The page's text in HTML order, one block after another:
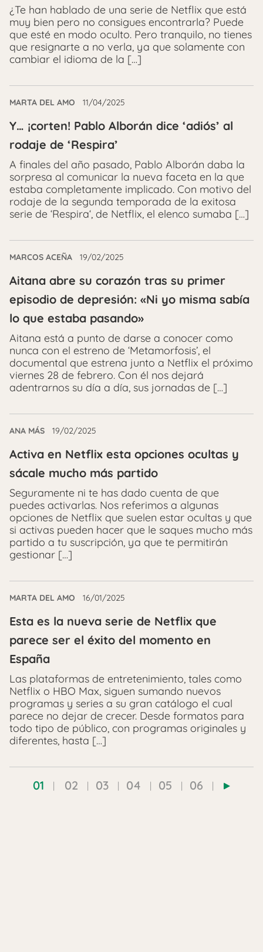
¿Te han hablado de una serie de Netflix que está
muy bien pero no consigues encontrarla? Puede
que esté en modo oculto. Pero tranquilo, no tienes
que resignarte a no verla, ya que solamente con
cambiar el idioma de la […]
MARTA DEL AMO 11/04/2025
Y… ¡corten! Pablo Alborán dice ‘adiós’ al
rodaje de ‘Respira’
A finales del año pasado, Pablo Alborán daba la
sorpresa al comunicar la nueva faceta en la que
estaba completamente implicado. Con motivo del
rodaje de la segunda temporada de la exitosa
serie de ‘Respira‘, de Netflix, el elenco sumaba […]
MARCOS ACEÑA 19/02/2025
Aitana abre su corazón tras su primer
episodio de depresión: «Ni yo misma sabía
lo que estaba pasando»
Aitana está a punto de darse a conocer como
nunca con el estreno de ‘Metamorfosis’, el
documental que estrena junto a Netflix el próximo
viernes 28 de febrero. Con él nos dejará
adentrarnos su día a día, sus jornadas de […]
ANA MÁS 19/02/2025
Activa en Netflix esta opciones ocultas y
sácale mucho más partido
Seguramente ni te has dado cuenta de que
puedes activarlas. Nos referimos a algunas
opciones de Netflix que suelen estar ocultas y que
si activas pueden hacer que le saques mucho más
partido a tu suscripción, ya que te permitirán
gestionar […]
MARTA DEL AMO 16/01/2025
Esta es la nueva serie de Netflix que
parece ser el éxito del momento en
España
Las plataformas de entretenimiento, tales como
Netflix o HBO Max, siguen sumando nuevos
programas y series a su gran catálogo el cual
parece no dejar de crecer. Desde formatos para
todo tipo de público, con programas originales y
diferentes, hasta […]
01 02 03 04 05 06